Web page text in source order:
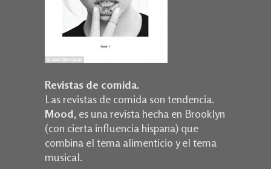
Revistas de comida.
Las revistas de comida son tendencia.
Mood, es una revista hecha en Brooklyn
(con cierta influencia hispana) que
combina el tema alimenticio y el tema
musical.